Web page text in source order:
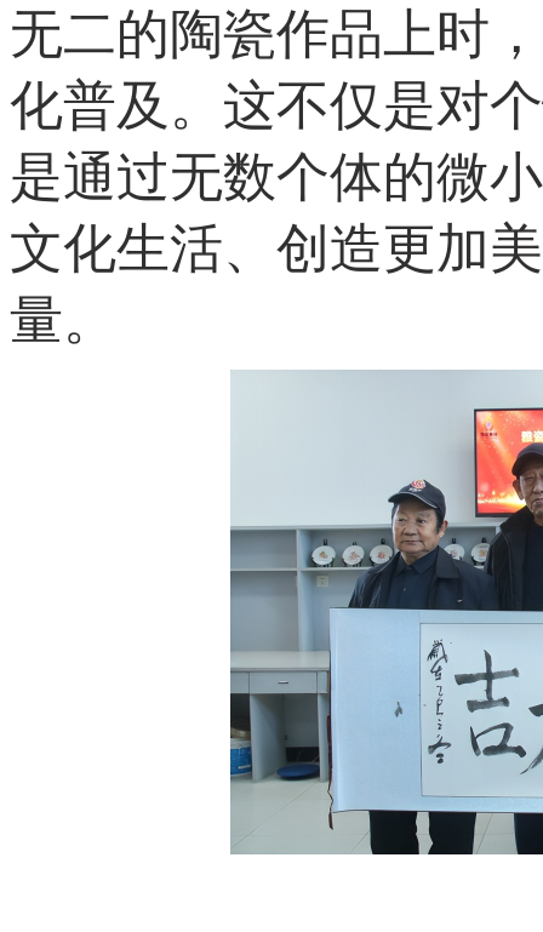
无二的陶瓷作品上时
化普及。这不仅是对
是通过无数个体的微
文化生活、创造更加
量。